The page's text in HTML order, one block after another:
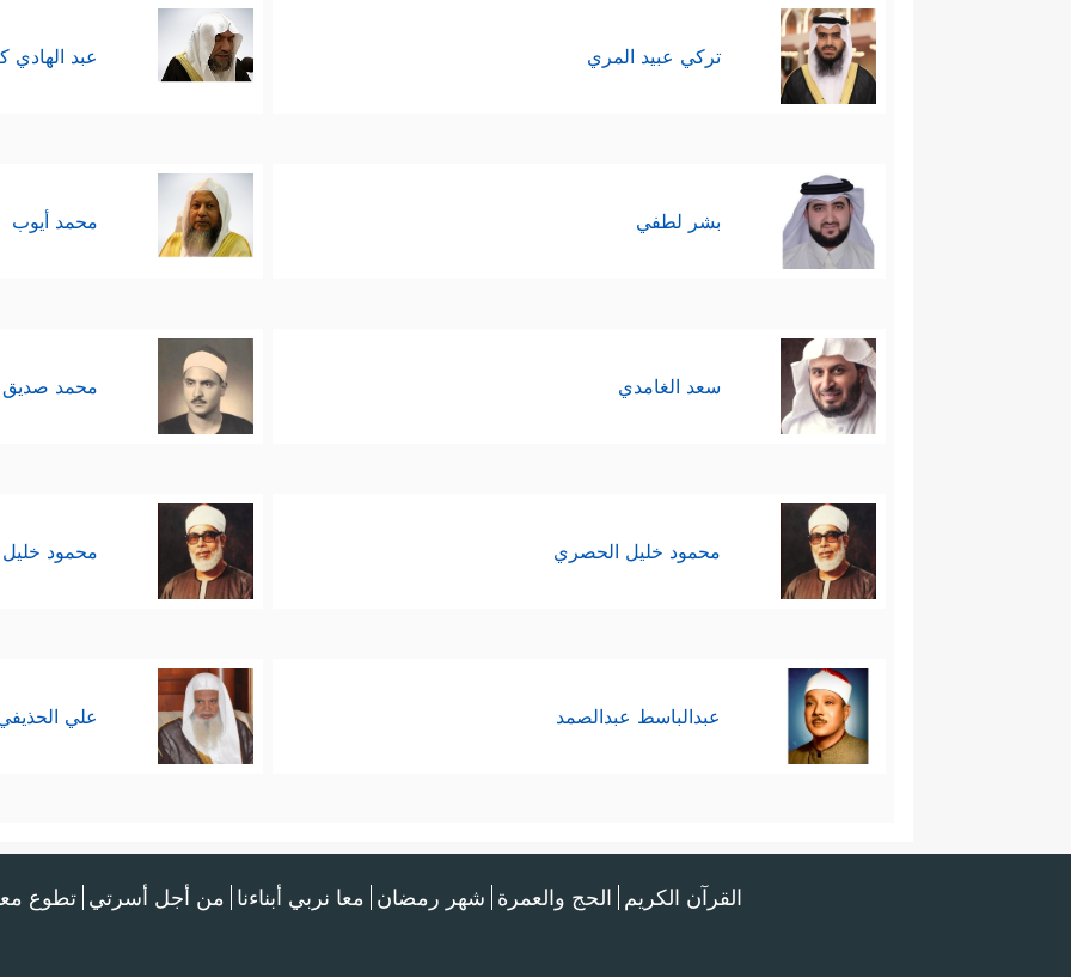
تركي عبيد المري عبد الهادي
بشر لطفي محمد أيوب
سعد الغامدي محمد صديق
محمود خليل الحصري محمود
عبدالباسط عبدالصمد علي
القرآن الكريم الحج والعمرة شهر رمضان معا نربي أبناءنا من أجل أسرتي تطوع